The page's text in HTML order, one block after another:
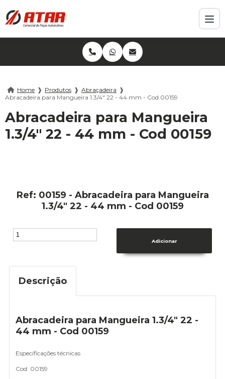
Home ❱ Produtos ❱ Abraçadeira ❱
Abracadeira para Mangueira 1.3/4" 22 - 44 mm - Cod 00159
Abracadeira para Mangueira
1.3/4" 22 - 44 mm - Cod 00159
Ref: 00159 - Abracadeira para Mangueira
1.3/4" 22 - 44 mm - Cod 00159
Descrição
Abracadeira para Mangueira 1.3/4" 22 -
44 mm - Cod 00159
Especificações técnicas
Cod: 00159